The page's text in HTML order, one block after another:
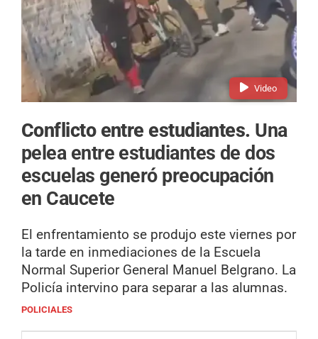
Video
Conflicto entre estudiantes. Una
pelea entre estudiantes de dos
escuelas generó preocupación
en Caucete
El enfrentamiento se produjo este viernes por
la tarde en inmediaciones de la Escuela
Normal Superior General Manuel Belgrano. La
Policía intervino para separar a las alumnas.
POLICIALES